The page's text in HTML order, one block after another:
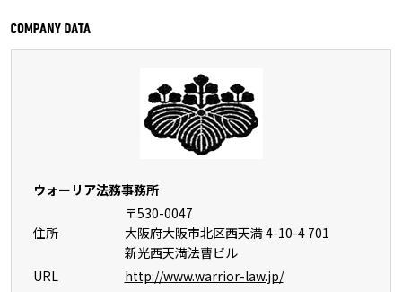
ウォーリア法務事務所
住所
〒530-0047
大阪府大阪市北区西天満 4-10-4 701
新光西天満法曹ビル
URL
http://www.warrior-law.jp/